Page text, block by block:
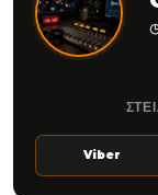
Viber